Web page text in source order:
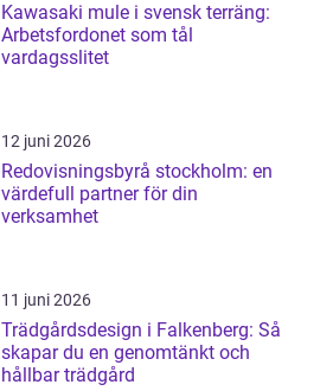
Kawasaki mule i svensk terräng:
Arbetsfordonet som tål
vardagsslitet
12 juni 2026
Redovisningsbyrå stockholm: en
värdefull partner för din
verksamhet
11 juni 2026
Trädgårdsdesign i Falkenberg: Så
skapar du en genomtänkt och
hållbar trädgård